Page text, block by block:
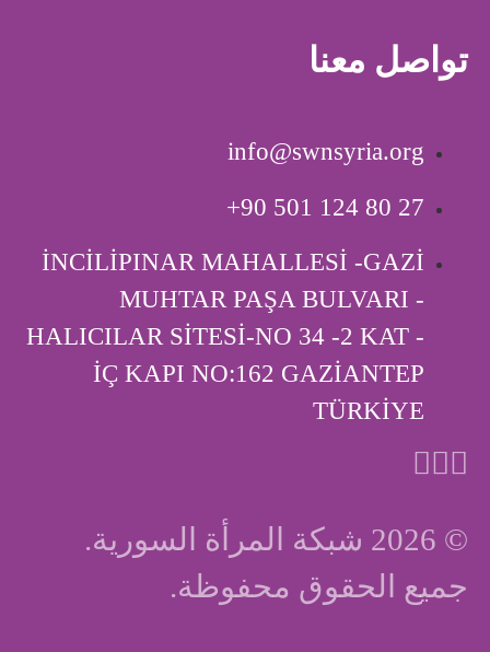
تواصل معنا
info@swnsyria.org
‎+90 501 124 80 27
İNCİLİPINAR MAHALLESİ -GAZİ
MUHTAR PAŞA BULVARI -
HALICILAR SİTESİ-NO 34 -2 KAT -
İÇ KAPI ‎NO:162 GAZİANTEP
TÜRKİYE
© 2026 شبكة المرأة السورية.
جميع الحقوق محفوظة.